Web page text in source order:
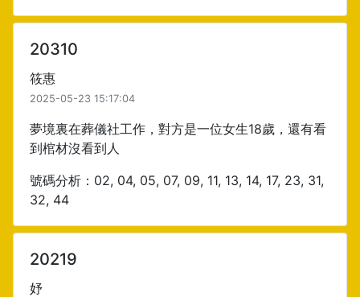
20310
筱惠
2025-05-23 15:17:04
夢境裏在葬儀社工作，對方是一位女生18歲，還有看
到棺材沒看到人
號碼分析：02, 04, 05, 07, 09, 11, 13, 14, 17, 23, 31,
32, 44
20219
妤